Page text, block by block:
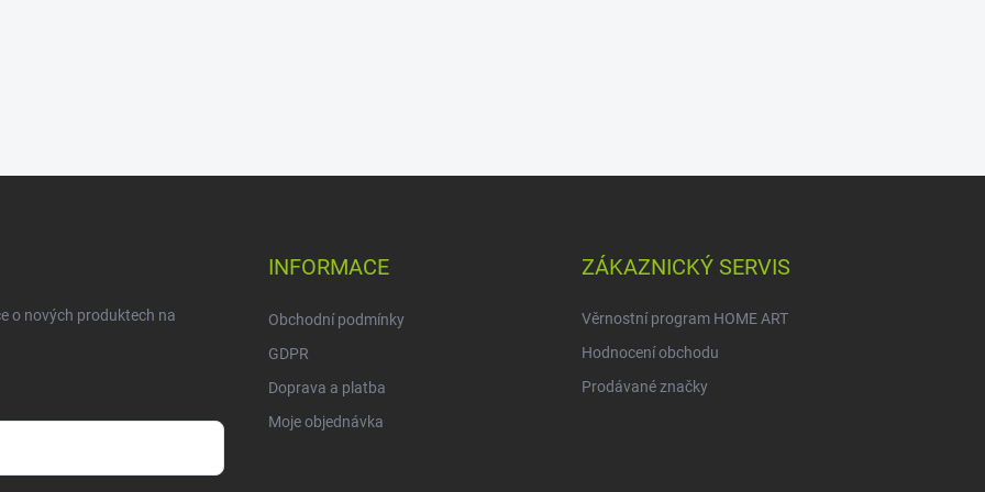
o nových produktech na
INFORMACE
Obchodní podmínky
GDPR
Doprava a platba
Moje objednávka
ZÁKAZNICKÝ SERVIS
Věrnostní program HOME ART
Hodnocení obchodu
Prodávané značky